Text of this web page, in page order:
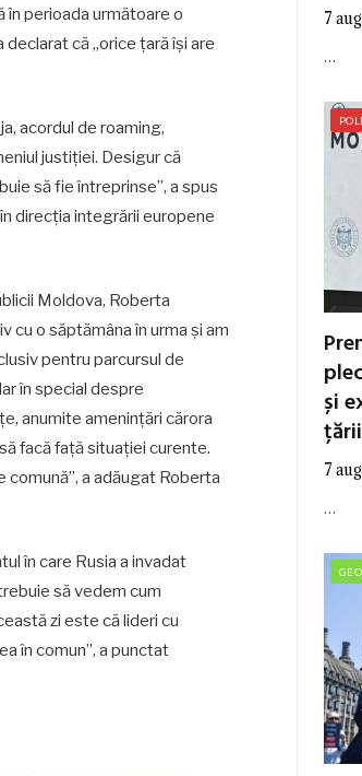
în perioada următoare o
că „orice țară își are
acordul de roaming,
justiției. Desigur că
să fie întreprinse”, a spus
direcția integrării europene
Moldova, Roberta
cu o săptămâna în urma și am
pentru parcursul de
în special despre
anumite amenințări cărora
facă față situației curente.
comună”, a adăugat Roberta
în care Rusia a invadat
să vedem cum
zi este că lideri cu
în comun”, a punctat
7
…
și
țării
7
…